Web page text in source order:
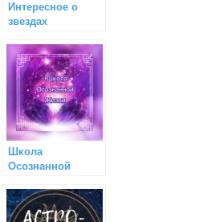
Интересное о
звездах
Школа
Осознанной